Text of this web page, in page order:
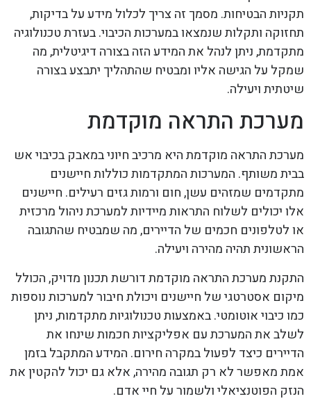
תקניות הבטיחות. מסמך זה צריך לכלול מידע על בדיקות,
תחזוקה ותקלות שנמצאו במערכות הכיבוי. בעזרת טכנולוגיה
מתקדמת, ניתן לנהל את המידע הזה בצורה דיגיטלית, מה
שמקל על הגישה אליו ומבטיח שהתהליך יתבצע בצורה
שיטתית ויעילה.
מערכת התראה מוקדמת
מערכת התראה מוקדמת היא מרכיב חיוני במאבק בכיבוי אש
בבית משותף. המערכות המתקדמות כוללות חיישנים
מתקדמים שמזהים עשן, חום ורמות גזים רעילים. חיישנים
אלו יכולים לשלוח התראות מיידיות למערכת ניהול מרכזית
או לטלפונים חכמים של הדיירים, מה שמבטיח שהתגובה
הראשונית תהיה מהירה ויעילה.
התקנת מערכת התראה מוקדמת דורשת תכנון מדויק, הכולל
מיקום אסטרטגי של חיישנים ויכולת חיבור למערכות נוספות
כמו כיבוי אוטומטי. באמצעות טכנולוגיות מתקדמות, ניתן
לשלב את המערכת עם אפליקציות חכמות שינחו את
הדיירים כיצד לפעול במקרה חירום. המידע המתקבל בזמן
אמת מאפשר לא רק תגובה מהירה, אלא גם יכול להקטין את
הנזק הפוטנציאלי ולשמור על חיי אדם.